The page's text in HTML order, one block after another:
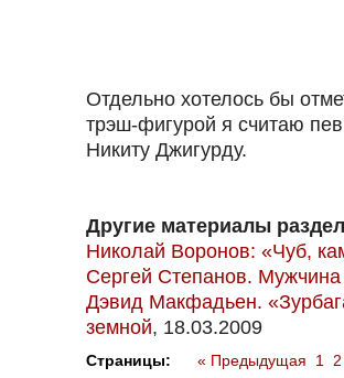
Отдельно хотелось бы
трэш-фигурой я считаю
Никиту Джигурду.
Другие материалы
Николай Воронов: «Чуб,
Сергей Степанов.
Дэвид Макфадьен.
земной, 18.03.2009
Страницы: « Предыдущая 1 2